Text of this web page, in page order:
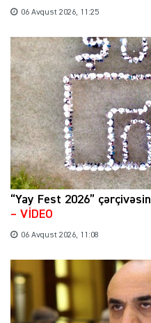
06 Avqust 2026, 11:25
“Yay Fest 2026”
– VİDEO
06 Avqust 2026, 11:08